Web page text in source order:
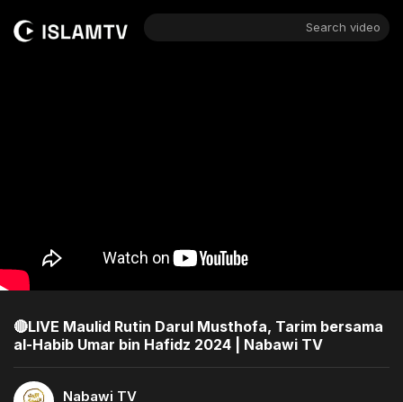
Search video
🔴LIVE Maulid Rutin Darul Musthofa, Tarim bersama
al-Habib Umar bin Hafidz 2024 | Nabawi TV
Nabawi TV